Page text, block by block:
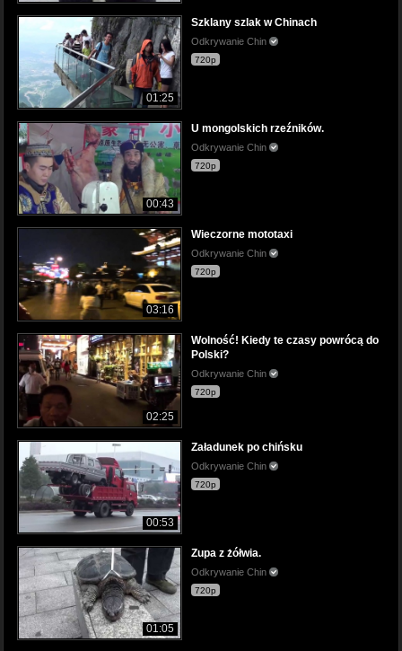
01:25
Szklany szlak w Chinach
Odkrywanie Chin
720p
00:43
U mongolskich rzeźników.
Odkrywanie Chin
720p
03:16
Wieczorne mototaxi
Odkrywanie Chin
720p
02:25
Wolność! Kiedy te czasy powrócą do
Polski?
Odkrywanie Chin
720p
00:53
Załadunek po chińsku
Odkrywanie Chin
720p
01:05
Zupa z żółwia.
Odkrywanie Chin
720p